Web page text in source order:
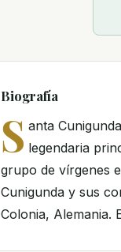
Biografía
S anta
legendaria
grupo de vírgenes
Cunigunda y sus
Colonia, Alemania.